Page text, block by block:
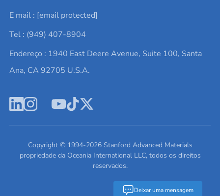
Deixar uma mensagem
Lista de consultas
Termos e Condições
Política de Privacidade
Elementos de terras raras
Alvos de pulverização catódica
Ácido hialurônico
Promoções atuais
Notícias e blogs
Estudos de caso
Escreva para nós
E mail : [email protected]
Tel : (949) 407-8904
Endereço : 1940 East Deere Avenue, Suite 100, Santa
Ana, CA 92705 U.S.A.
Copyright © 1994-2026Stanford Advanced Materials
propriedade da Oceania International LLC, todos os direitos
reservados.